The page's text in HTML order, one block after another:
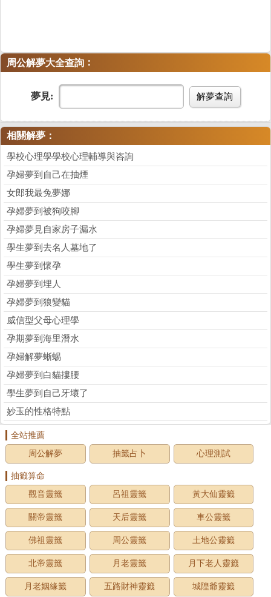
周公解夢大全查詢 ：
夢見: 解夢查詢
相關解夢：
學校心理學學校心理輔導與咨詢
孕婦夢到自己在抽煙
女郎我最兔夢娜
孕婦夢到被狗咬腳
孕婦夢見自家房子漏水
學生夢到去名人墓地了
學生夢到懷孕
孕婦夢到埋人
孕婦夢到狼變貓
威信型父母心理學
孕期夢到海里潛水
孕婦解夢蜥蜴
孕婦夢到白貓摟腰
學生夢到自己牙壞了
妙玉的性格特點
全站推薦
周公解夢
抽籤占卜 心理測試
抽籤算命
觀音靈籤
呂祖靈籤 黃大仙靈籤
關帝靈籤 天后靈籤 車公靈籤
佛祖靈籤 周公靈籤 土地公靈籤
北帝靈籤 月老靈籤 月下老人靈籤
月老姻緣籤 五路財神靈籤 城隍爺靈籤